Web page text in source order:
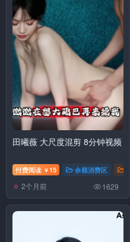
田曦薇 大尺度混剪 8分钟视频
付费阅读 ￥ 15 余额消费区
2个月前 1629